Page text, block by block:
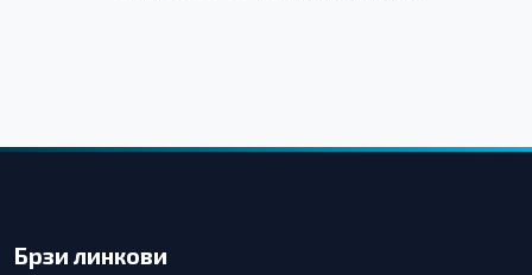
Брзи линкови